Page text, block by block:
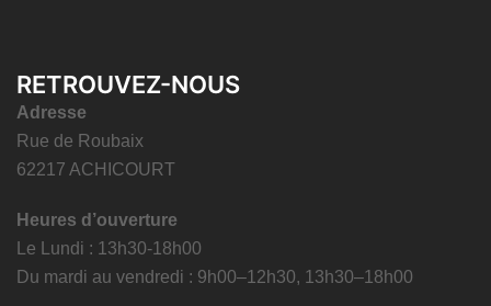
RETROUVEZ-NOUS
Adresse
Rue de Roubaix
62217 ACHICOURT
Heures d’ouverture
Le Lundi : 13h30-18h00
Du mardi au vendredi : 9h00–12h30, 13h30–18h00